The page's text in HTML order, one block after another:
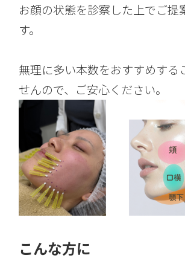
お顔の状態を診察した上でご提
す。
無理に多い本数をおすすめする
せんので、ご安心ください。
こんな方に